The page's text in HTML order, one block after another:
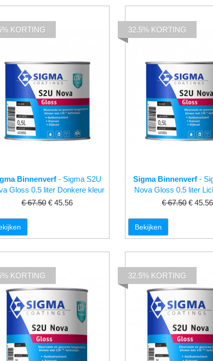
Binnenverf - Sigma S2U
Gloss 0.5 liter Donkere kleur
€ 67.50 € 45.56
KORTING
Sigma Binnenverf-
Nova Gloss 0.5 liter
€ 67.50 € 45.56
32.5% KORTING
Bekijken
KORTING 32.5% KORTING